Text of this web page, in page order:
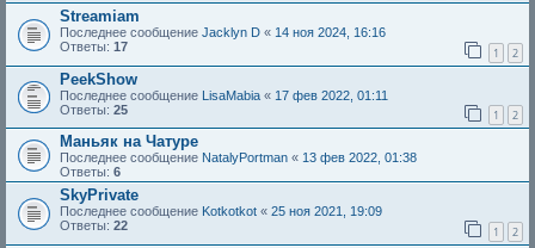
Streamiam
Последнее сообщение Jacklyn D « 14 ноя 2024, 16:16
Ответы: 17 1 2
PeekShow
Последнее сообщение LisaMabia « 17 фев 2022, 01:11
Ответы: 25 1 2
Маньяк на Чатуре
Последнее сообщение NatalyPortman « 13 фев 2022, 01:38
Ответы: 6
SkyPrivate
Последнее сообщение Kotkotkot « 25 ноя 2021, 19:09
Ответы: 22 1 2